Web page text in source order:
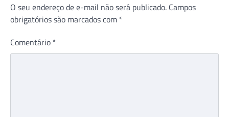
O seu endereço de e-mail não será publicado. Campos
obrigatórios são marcados com *
Comentário *